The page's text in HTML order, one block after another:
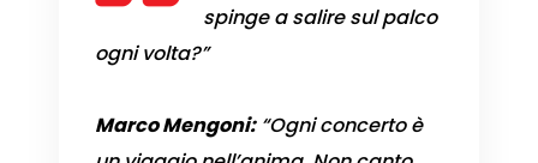
spinge a salire sul palco
ogni volta?”
Marco Mengoni:“Ogni concerto è